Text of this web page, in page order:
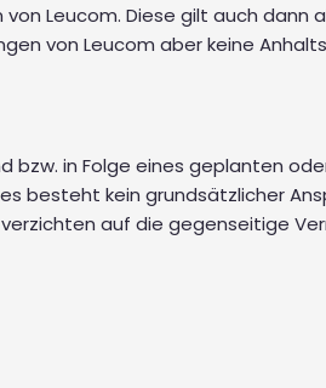
Leucom. Diese gilt auch dann
von Leucom aber keine
bzw. in Folge eines geplanten
besteht kein grundsätzlicher
auf die gegenseitige